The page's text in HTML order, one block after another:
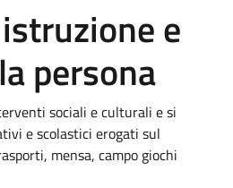
e
persona
sociali e culturali e si
e scolastici erogati sul
mensa, campo giochi